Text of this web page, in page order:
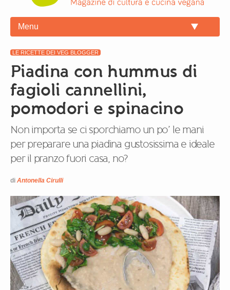
Menu
LE RICETTE DEI VEG BLOGGER
Piadina con hummus di
fagioli cannellini,
pomodori e spinacino
Non importa se ci sporchiamo un po’ le mani
per preparare una piadina gustosissima e ideale
per il pranzo fuori casa, no?
di Antonella Cirulli